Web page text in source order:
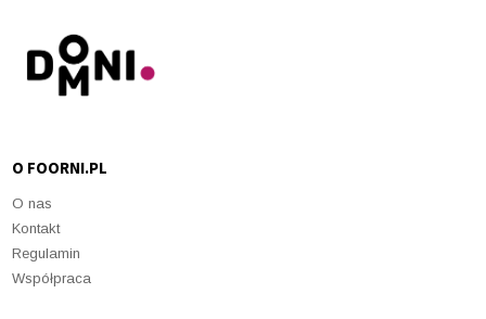
O FOORNI.PL
O nas
Kontakt
Regulamin
Współpraca